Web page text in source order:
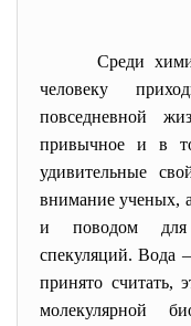
Среди
человеку
повседневной
привычное и в
удивительные
внимание ученых,
и поводом для
спекуляций. Вода
принято считать,
молекулярной